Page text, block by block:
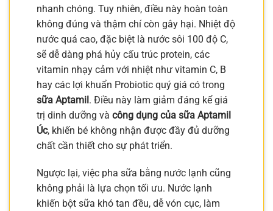
nhanh chóng. Tuy nhiên, điều này hoàn toàn
không đúng và thậm chí còn gây hại. Nhiệt độ
nước quá cao, đặc biệt là nước sôi 100 độ C,
sẽ dễ dàng phá hủy cấu trúc protein, các
vitamin nhạy cảm với nhiệt như vitamin C, B
hay các lợi khuẩn Probiotic quý giá có trong
sữa Aptamil. Điều này làm giảm đáng kể giá
trị dinh dưỡng và công dụng của sữa Aptamil
Úc, khiến bé không nhận được đầy đủ dưỡng
chất cần thiết cho sự phát triển.
Ngược lại, việc pha sữa bằng nước lạnh cũng
không phải là lựa chọn tối ưu. Nước lạnh
khiến bột sữa khó tan đều, dễ vón cục, làm